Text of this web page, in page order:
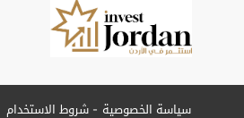
سياسة الخصوصية شروط الاستخدام